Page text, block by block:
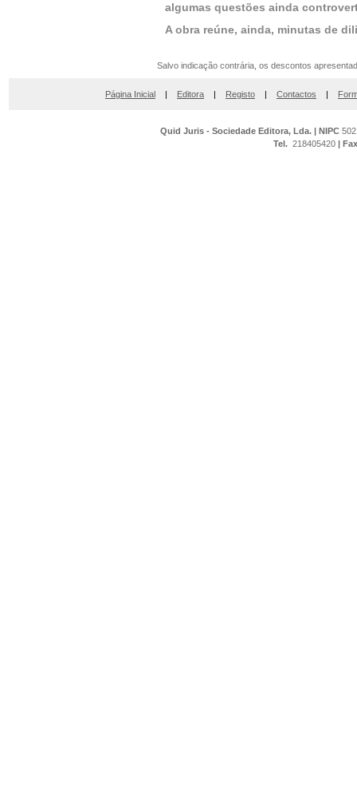
algumas questões ainda
A obra reúne, ainda, minutas de
Salvo indicação contrária, os descontos
Página Inicial | Editora | Registo | Contactos |
Quid Juris - Sociedade Editora, Lda. | NIPC
Tel.218405420 | Fax